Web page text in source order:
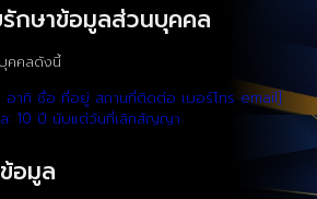
รักษาข้อมูลส่วนบุคคล
คคลดังนี้
าทิ ชื่อ ที่อยู่ สถานที่ติดต่อ เบอร์โทร email]
ล: 10 ปี นับแต่วันที่เลิกสัญญา
อมูล